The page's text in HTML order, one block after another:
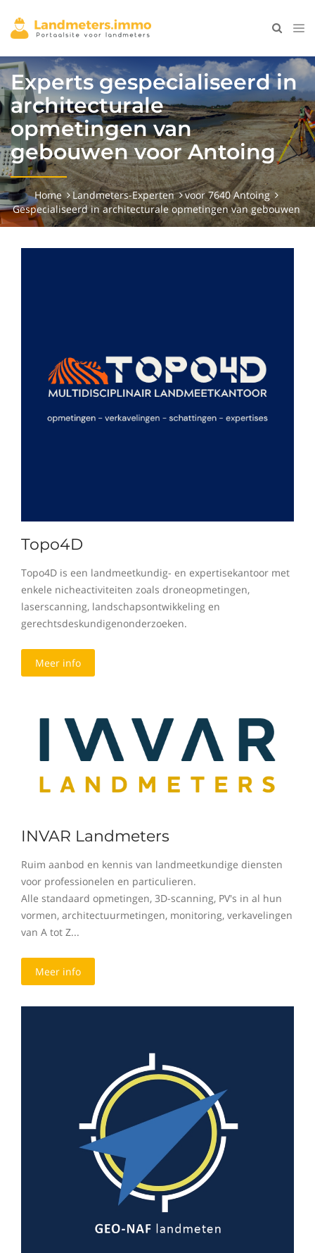
Experts gespecialiseerd in
architecturale
opmetingen van
gebouwen voor Antoing
Home Landmeters-Experten
voor 7640 Antoing
Gespecialiseerd in architecturale opmetingen van gebouwen
Topo4D
Topo4D is een landmeetkundig- en expertisekantoor met
enkele nicheactiviteiten zoals droneopmetingen,
laserscanning, landschapsontwikkeling en
gerechtsdeskundigenonderzoeken.
Meer info
INVAR Landmeters
Ruim aanbod en kennis van landmeetkundige diensten
voor professionelen en particulieren.
Alle standaard opmetingen, 3D-scanning, PV's in al hun
vormen, architectuurmetingen, monitoring, verkavelingen
van A tot Z...
Meer info